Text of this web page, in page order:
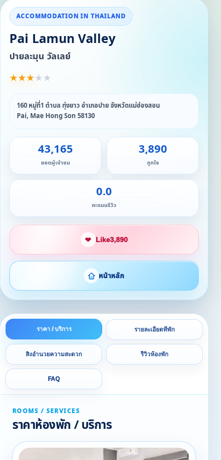
ACCOMMODATION IN THAILAND
Pai Lamun Valley
ปายละมุน วัลเลย์
★★★★★
160 หมู่ที่1 ตำบล ทุ่งยาว อำเภอปาย จังหวัดแม่ฮ่องสอน
Pai, Mae Hong Son 58130
43,165
ยอดผู้เข้าชม
3,890
ถูกใจ
0.0
คะแนนรีวิว
❤ Like3,890
หน้าหลัก
ราคา / บริการ รายละเอียดที่พัก
สิ่งอำนวยความสะดวก รีวิวห้องพัก
FAQ
ROOMS / SERVICES
ราคาห้องพัก / บริการ